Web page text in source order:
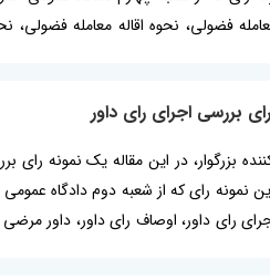
فضولی، نحوه اقاله معامله فضولی،
بررسی اجرای رای داور
بزرگوار، در این مقاله یک نمونه رای
نمونه رای که از شعبه دوم دادگاه
رای داور، اوصاف رای داور، داور